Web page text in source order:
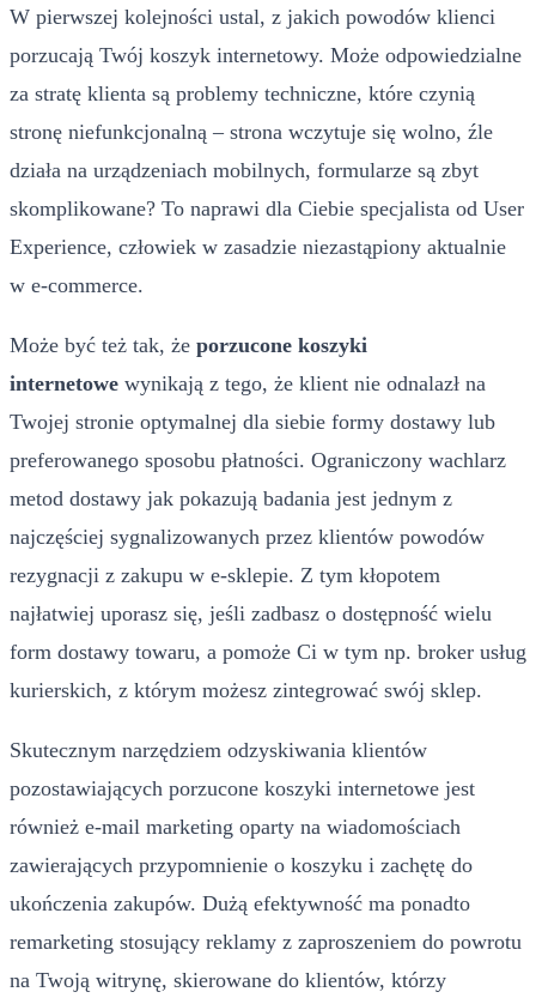
W pierwszej kolejności ustal, z jakich powodów klienci
porzucają Twój koszyk internetowy. Może odpowiedzialne
za stratę klienta są problemy techniczne, które czynią
stronę niefunkcjonalną – strona wczytuje się wolno, źle
działa na urządzeniach mobilnych, formularze są zbyt
skomplikowane? To naprawi dla Ciebie specjalista od User
Experience, człowiek w zasadzie niezastąpiony aktualnie
w e-commerce.
Może być też tak, że porzucone koszyki
internetowe wynikają z tego, że klient nie odnalazł na
Twojej stronie optymalnej dla siebie formy dostawy lub
preferowanego sposobu płatności. Ograniczony wachlarz
metod dostawy jak pokazują badania jest jednym z
najczęściej sygnalizowanych przez klientów powodów
rezygnacji z zakupu w e-sklepie. Z tym kłopotem
najłatwiej uporasz się, jeśli zadbasz o dostępność wielu
form dostawy towaru, a pomoże Ci w tym np. broker usług
kurierskich, z którym możesz zintegrować swój sklep.
Skutecznym narzędziem odzyskiwania klientów
pozostawiających porzucone koszyki internetowe jest
również e-mail marketing oparty na wiadomościach
zawierających przypomnienie o koszyku i zachętę do
ukończenia zakupów. Dużą efektywność ma ponadto
remarketing stosujący reklamy z zaproszeniem do powrotu
na Twoją witrynę, skierowane do klientów, którzy